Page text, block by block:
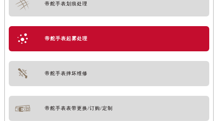
帝舵手表划痕处理
帝舵手表起雾处理
帝舵手表摔坏维修
帝舵手表表带更换/订购/定制